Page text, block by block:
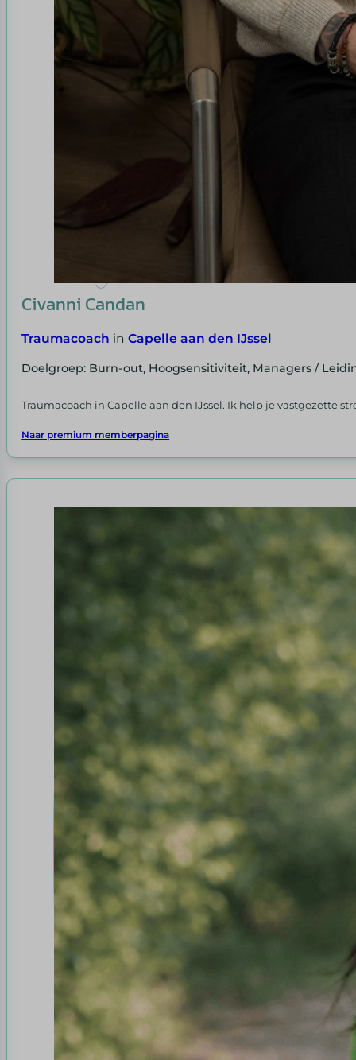
Civanni Candan
Traumacoach inCapelle aan den IJssel
Doelgroep: Burn-out, Hoogsensitiviteit, Managers /
Traumacoach in Capelle aan den IJssel. Ik help je vastgezette
Naar premium memberpagina